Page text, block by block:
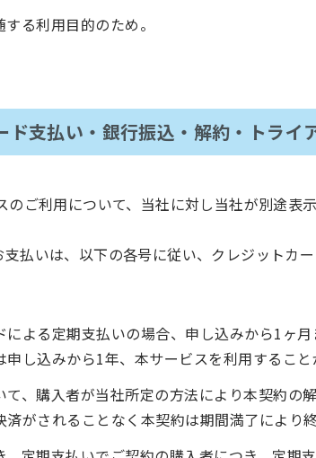
る利用目的のため。
ド支払い・銀行振込・解約・トライ
のご利用について、当社に対し当社が別途表
払いは、以下の各号に従い、クレジットカ
による定期支払いの場合、申し込みから1ヶ月
し込みから1年、本サービスを利用すること
て、購入者が当社所定の方法により本契約の
がされることなく本契約は期間満了により終